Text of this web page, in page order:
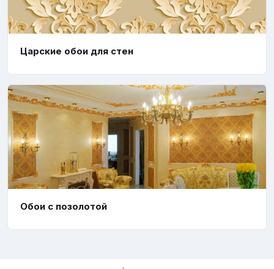
Царские обои для стен
Обои с позолотой